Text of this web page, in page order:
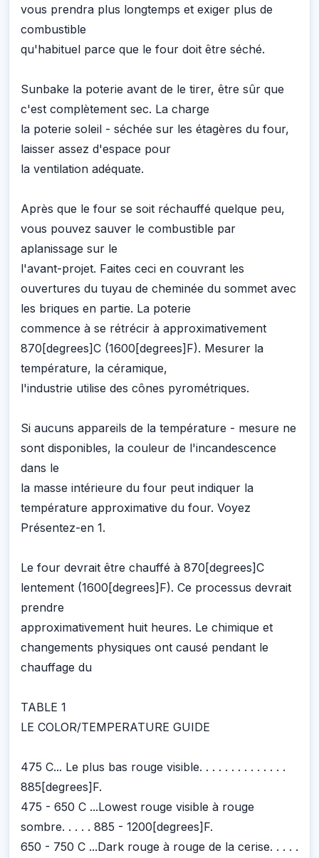
vous prendra plus longtemps et exiger plus de
combustible
qu'habituel parce que le four doit être séché.
Sunbake la poterie avant de le tirer, être sûr que
c'est complètement sec. La charge
la poterie soleil - séchée sur les étagères du four,
laisser assez d'espace pour
la ventilation adéquate.
Après que le four se soit réchauffé quelque peu,
vous pouvez sauver le combustible par
aplanissage sur le
l'avant-projet. Faites ceci en couvrant les
ouvertures du tuyau de cheminée du sommet avec
les briques en partie. La poterie
commence à se rétrécir à approximativement
870[degrees]C (1600[degrees]F). Mesurer la
température, la céramique,
l'industrie utilise des cônes pyrométriques.
Si aucuns appareils de la température - mesure ne
sont disponibles, la couleur de l'incandescence
dans le
la masse intérieure du four peut indiquer la
température approximative du four. Voyez
Présentez-en 1.
Le four devrait être chauffé à 870[degrees]C
lentement (1600[degrees]F). Ce processus devrait
prendre
approximativement huit heures. Le chimique et
changements physiques ont causé pendant le
chauffage du
TABLE 1
LE COLOR/TEMPERATURE GUIDE
475 C... Le plus bas rouge visible. . . . . . . . . . . . . .
885[degrees]F.
475 - 650 C ...Lowest rouge visible à rouge
sombre. . . . . 885 - 1200[degrees]F.
650 - 750 C ...Dark rouge à rouge de la cerise. . . . .